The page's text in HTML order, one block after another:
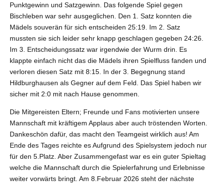
Punktgewinn und Satzgewinn. Das folgende Spiel gegen
Bischleben war sehr ausgeglichen. Den 1. Satz konnten die
Mädels souverän für sich entscheiden 25:19. Im 2. Satz
mussten sie sich leider sehr knapp geschlagen gegeben 24:26.
Im 3. Entscheidungssatz war irgendwie der Wurm drin. Es
klappte einfach nicht das die Mädels ihren Spielfluss fanden und
verloren diesen Satz mit 8:15. In der 3. Begegnung stand
Hildburghausen als Gegner auf dem Feld. Das Spiel haben wir
sicher mit 2:0 mit nach Hause genommen.
Die Mitgereisten Eltern; Freunde und Fans motivierten unsere
Mannschaft mit kräftigem Applaus aber auch tröstenden Worten.
Dankeschön dafür, das macht den Teamgeist wirklich aus! Am
Ende des Tages reichte es Aufgrund des Spielsystem jedoch nur
für den 5.Platz. Aber Zusammengefast war es ein guter Spieltag
welche die Mannschaft durch die Spielerfahrung und Erlebnisse
weiter vorwärts bringt. Am 8.Februar 2026 steht der nächste